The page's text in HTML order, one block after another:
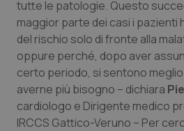
Molise
Piemonte
Provincia Autonoma di
Epatiti
HIV
Infezioni & Febbre
tutte le patologie. Questo
maggior parte dei casi i pazienti
del rischio solo di fronte alla
oppure perché, dopo aver
certo periodo, si sentono
averne più bisogno – dichiara
cardiologo e Dirigente medico
IRCCS Gattico-Veruno – Per